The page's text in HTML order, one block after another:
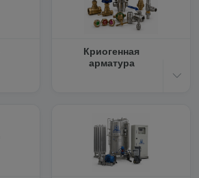
Криогенная
арматура